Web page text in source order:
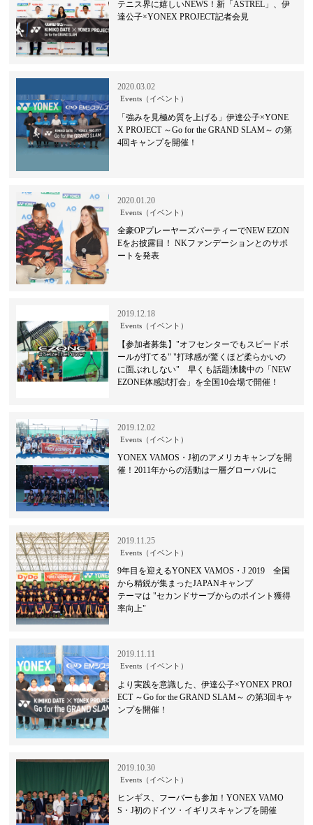
テニス界に嬉しいNEWS！新「ASTREL」、伊
達公子×YONEX PROJECT記者会見
2020.03.02
Events（イベント）
「強みを見極め質を上げる」伊達公子×YONE
X PROJECT ～Go for the GRAND SLAM～ の第
4回キャンプを開催！
2020.01.20
Events（イベント）
全豪OPプレーヤーズパーティーでNEW EZON
Eをお披露目！ NKファンデーションとのサポ
ートを発表
2019.12.18
Events（イベント）
【参加者募集】"オフセンターでもスピードボ
ールが打てる" "打球感が驚くほど柔らかいの
に面ぶれしない" 早くも話題沸騰中の「NEW
EZONE体感試打会」を全国10会場で開催！
2019.12.02
Events（イベント）
YONEX VAMOS・J初のアメリカキャンプを開
催！2011年からの活動は一層グローバルに
2019.11.25
Events（イベント）
9年目を迎えるYONEX VAMOS・J 2019 全国
から精鋭が集まったJAPANキャンプ
テーマは "セカンドサーブからのポイント獲得
率向上"
2019.11.11
Events（イベント）
より実践を意識した、伊達公子×YONEX PROJ
ECT ～Go for the GRAND SLAM～ の第3回キャ
ンプを開催！
2019.10.30
Events（イベント）
ヒンギス、フーバーも参加！YONEX VAMO
S・J初のドイツ・イギリスキャンプを開催